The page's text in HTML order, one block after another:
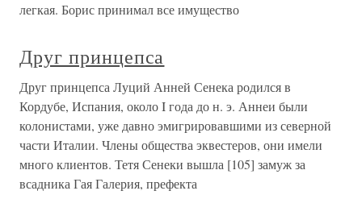
легкая. Борис принимал все имущество
Друг принцепса
Друг принцепса Луций Анней Сенека родился в
Кордубе, Испания, около I года до н. э. Аннеи были
колонистами, уже давно эмигрировавшими из северной
части Италии. Члены общества эквестеров, они имели
много клиентов. Тетя Сенеки вышла [105] замуж за
всадника Гая Галерия, префекта